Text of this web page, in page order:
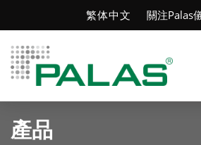
繁体中文 關注Palas
產品